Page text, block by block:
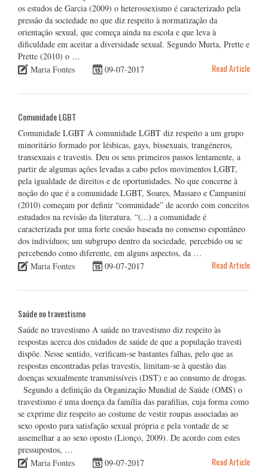
os estudos de Garcia (2009) o heterossexismo é caracterizado pela
pressão da sociedade no que diz respeito à normatização da
orientação sexual, que começa ainda na escola e que leva à
dificuldade em aceitar a diversidade sexual. Segundo Murta, Prette e
Prette (2010) o …
Maria Fontes
09-07-2017 Read Article
Comunidade LGBT
Comunidade LGBT A comunidade LGBT diz respeito a um grupo
minoritário formado por lésbicas, gays, bissexuais, trangéneros,
transexuais e travestis. Deu os seus primeiros passos lentamente, a
partir de algumas ações levadas a cabo pelos movimentos LGBT,
pela igualdade de direitos e de oportunidades. No que concerne à
noção do que é a comunidade LGBT, Soares, Massaro e Campanini
(2010) começam por definir “comunidade” de acordo com conceitos
estudados na revisão da literatura. “(...) a comunidade é
caracterizada por uma forte coesão baseada no consenso espontâneo
dos indivíduos; um subgrupo dentro da sociedade, percebido ou se
percebendo como diferente, em alguns aspectos, da …
Maria Fontes
09-07-2017 Read Article
Saúde no travestismo
Saúde no travestismo A saúde no travestismo diz respeito às
respostas acerca dos cuidados de saúde de que a população travesti
dispõe. Nesse sentido, verificam-se bastantes falhas, pelo que as
respostas encontradas pelas travestis, limitam-se à questão das
doenças sexualmente transmissíveis (DST) e ao consumo de drogas.
Segundo a definição da Organização Mundial de Saúde (OMS) o
travestismo é uma doença da família das parafilias, cuja forma como
se exprime diz respeito ao costume de vestir roupas associadas ao
sexo oposto para satisfação sexual própria e pela vontade de se
assemelhar a ao sexo oposto (Lionço, 2009). De acordo com estes
pressupostos, …
Maria Fontes
09-07-2017 Read Article